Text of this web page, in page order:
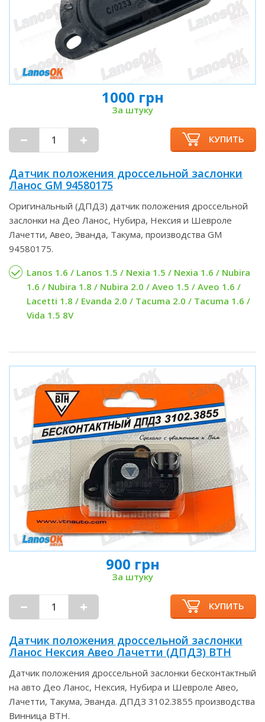
1000 грн
За штуку
КУПИТЬ
Датчик положения дроссельной заслонки
Ланос GM 94580175
Оригинальный (ДПДЗ) датчик положения дроссельной
заслонки на Део Ланос, Нубира, Нексия и Шевроле
Лачетти, Авео, Эванда, Такума, производства GM
94580175.
Lanos 1.6 / Lanos 1.5 / Nexia 1.5 / Nexia 1.6 / Nubira
1.6 / Nubira 1.8 / Nubira 2.0 / Aveo 1.5 / Aveo 1.6 /
Lacetti 1.8 / Evanda 2.0 / Tacuma 2.0 / Tacuma 1.6 /
Vida 1.5 8V
900 грн
За штуку
КУПИТЬ
Датчик положения дроссельной заслонки
Ланос Нексия Авео Лачетти (ДПДЗ) ВТН
Датчик положения дроссельной заслонки бесконтактный
на авто Део Ланос, Нексия, Нубира и Шевроле Авео,
Лачетти, Такума, Эванда. ДПДЗ 3102.3855 производства
Винница ВТН.